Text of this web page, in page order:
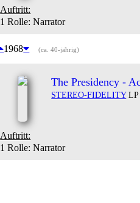
Auftritt:
1 Rolle: Narrator
1968 (ca. 40-jährig)
The Presidency -
STEREO-FIDELITYLP
Auftritt:
1 Rolle: Narrator